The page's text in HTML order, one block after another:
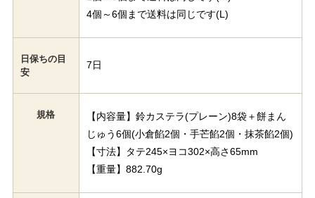
4個～6個まで送料は同じです(L)
日保ちの目
安
7日
規格
【内容量】鈴カステラ(プレーン)8袋＋餅まん
じゅう6個(小倉餡2個・手芒餡2個・抹茶餡2個)
【寸法】タテ245×ヨコ302×高さ65mm
【重量】882.70g